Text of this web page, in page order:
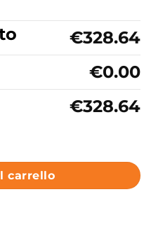
€328.64
€0.00
€328.64
60x45xh86,5 cm
carrello